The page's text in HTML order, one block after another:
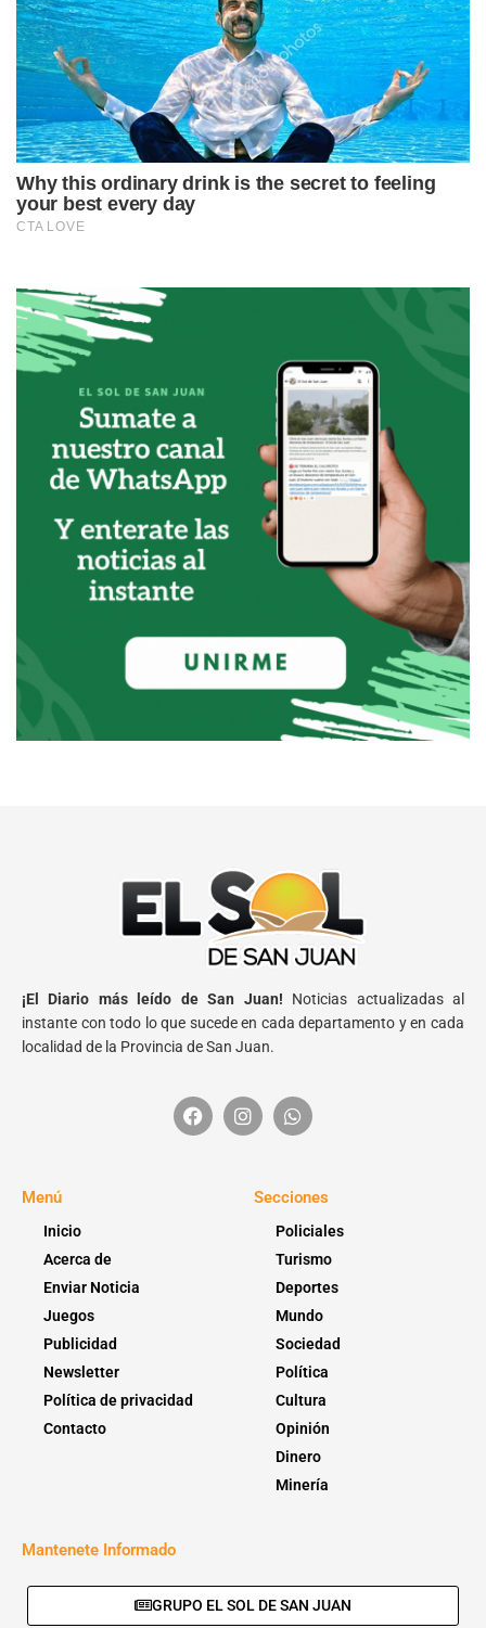
¡El Diario más leído de San Juan! Noticias actualizadas al
instante con todo lo que sucede en cada departamento y en cada
localidad de la Provincia de San Juan.
Menú
Inicio
Acerca de
Enviar Noticia
Juegos
Publicidad
Newsletter
Política de privacidad
Contacto
Secciones
Policiales
Turismo
Deportes
Mundo
Sociedad
Política
Cultura
Opinión
Dinero
Minería
Mantenete Informado
GRUPO EL SOL DE SAN JUAN